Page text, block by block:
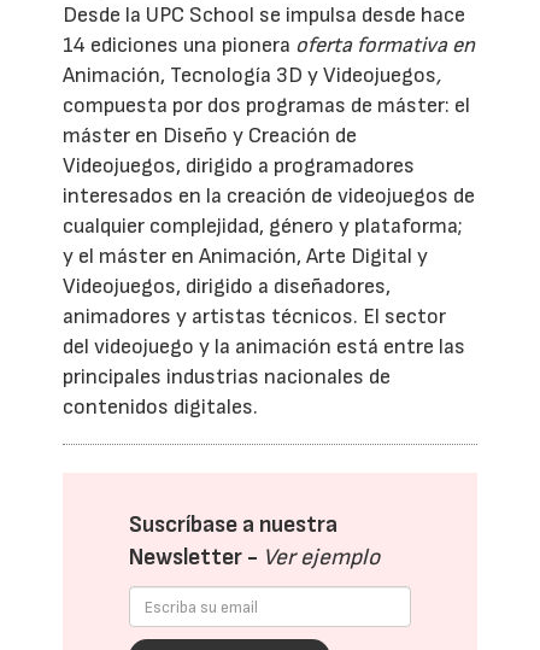
Desde la UPC School se impulsa desde hace
14 ediciones una pionera oferta formativa en
Animación, Tecnología 3D y Videojuegos,
compuesta por dos programas de máster: el
máster en Diseño y Creación de
Videojuegos, dirigido a programadores
interesados en la creación de videojuegos de
cualquier complejidad, género y plataforma;
y el máster en Animación, Arte Digital y
Videojuegos, dirigido a diseñadores,
animadores y artistas técnicos. El sector
del videojuego y la animación está entre las
principales industrias nacionales de
contenidos digitales.
Suscríbase a nuestra
Newsletter - Ver ejemplo